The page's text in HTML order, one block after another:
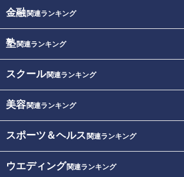
金融関連ランキング
塾関連ランキング
スクール関連ランキング
美容関連ランキング
スポーツ＆ヘルス 関連ランキング
ウエディング関連ランキング